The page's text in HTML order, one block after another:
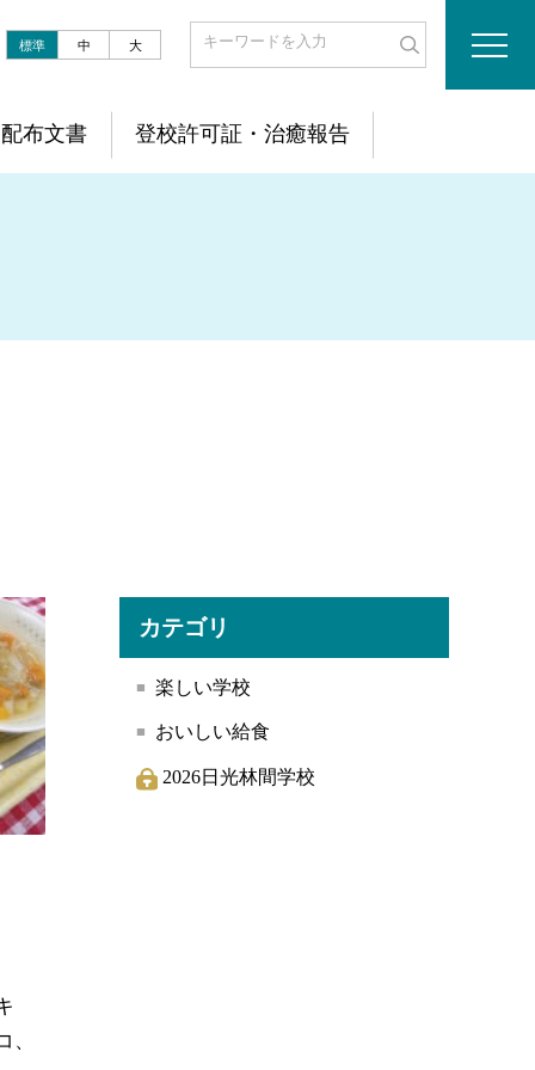
標準 中 大
配布文書 登校許可証・治癒報告
カテゴリ
楽しい学校
おいしい給食
2026日光林間学校